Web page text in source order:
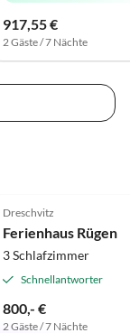
917,55 €
2 Gäste / 7 Nächte
Dreschvitz
Ferienhaus Rügen
3 Schlafzimmer
Schnellantworter
800,- €
2 Gäste / 7 Nächte